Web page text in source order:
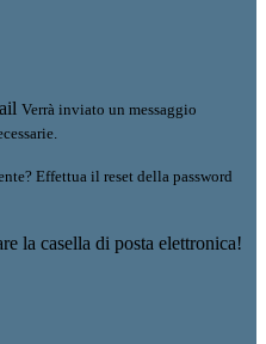
Verrà inviato un messaggio
Effettua il reset della password
la casella di posta elettronica!